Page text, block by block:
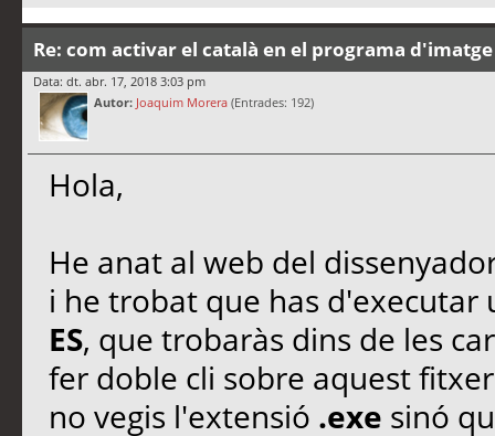
Re: com activar el català en el programa
Data: dt. abr. 17, 2018 3:03 pm
Autor: Joaquim Morera (Entrades: 192)
Hola,
He anat al web del
i he trobat que has
ES, que trobaràs dins de les
fer doble cli sobre aquest
no vegis l'extensió .exe sinó